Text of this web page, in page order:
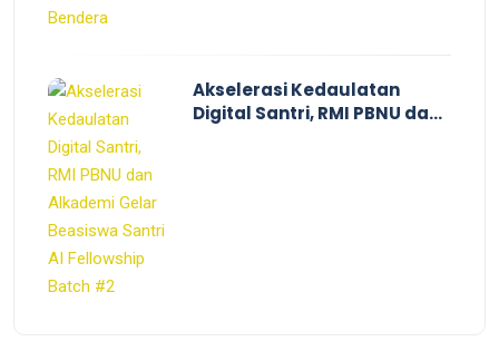
Akselerasi Kedaulatan
Digital Santri, RMI PBNU dan